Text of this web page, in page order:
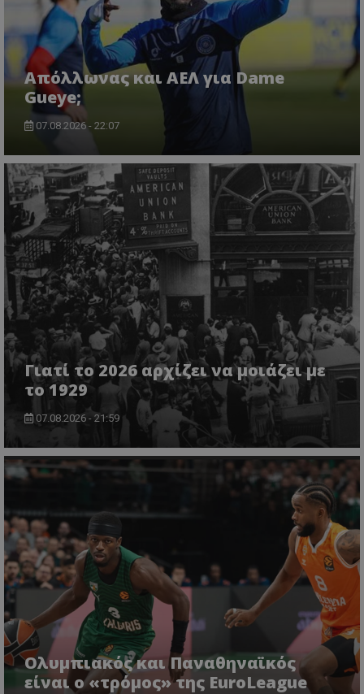
Απόλλωνας και ΑΕΛ για Dame
Gueye;
07.08.2026 - 22:07
Γιατί το 2026 αρχίζει να μοιάζει με
το 1929
07.08.2026 - 21:59
Ολυμπιακός και Παναθηναϊκός
είναι ο «τρόμος» της EuroLeague